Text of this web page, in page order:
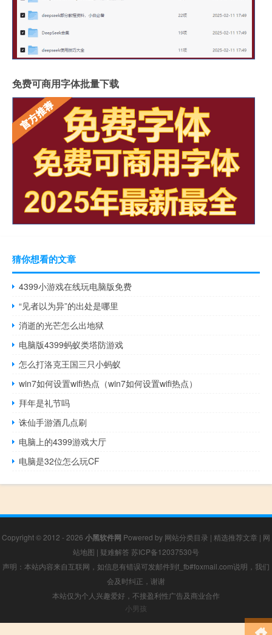
免费可商用字体批量下载
猜你想看的文章
4399小游戏在线玩电脑版免费
“见者以为异”的出处是哪里
消逝的光芒怎么出地狱
电脑版4399蚂蚁类塔防游戏
怎么打洛克王国三只小蚂蚁
win7如何设置wifi热点（win7如何设置wifi热点）
拜年是礼节吗
诛仙手游酒几点刷
电脑上的4399游戏大厅
电脑是32位怎么玩CF
Copyright © 2012 - 2026 小黑软件网 Powered by 网站分类目录 | 精选推荐文章 | 网
站地图 | 疑难解答 苏ICP备12037530号
声明：本站内容来自互联网，如信息有错误可发邮件到f_fb#foxmail.com说明，我们
会及时纠正，谢谢
本站仅为个人兴趣爱好，不接盈利性广告及商业合作
小男孩